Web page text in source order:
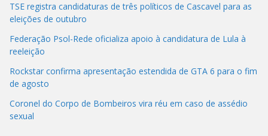
TSE registra candidaturas de três políticos de Cascavel para as
eleições de outubro
Federação Psol-Rede oficializa apoio à candidatura de Lula à
reeleição
Rockstar confirma apresentação estendida de GTA 6 para o fim
de agosto
Coronel do Corpo de Bombeiros vira réu em caso de assédio
sexual